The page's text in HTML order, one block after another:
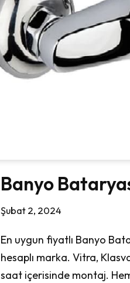
Banyo
Şubat 2, 2024
En uygun fiyatlı Banyo
hesaplı marka. Vitra,
saat içerisinde montaj.